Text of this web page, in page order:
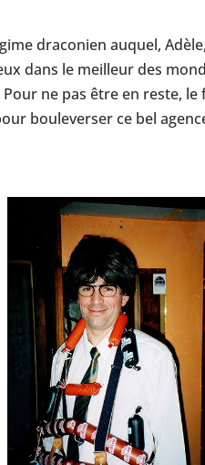
draconien auquel,
dans le meilleur des
ne pas être en reste, le
bouleverser ce bel